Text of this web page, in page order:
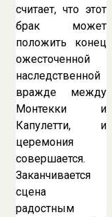
считает, что этот
брак может
положить конец
ожесточенной
наследственной
вражде между
Монтекки и
Капулетти, и
церемония
совершается.
Заканчивается
сцена
радостным